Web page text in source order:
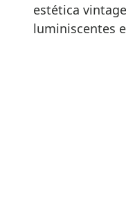
estética
luminiscentes